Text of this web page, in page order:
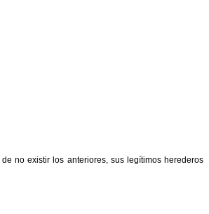
no existir los anteriores, sus legítimos herederos